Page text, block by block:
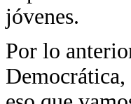
jóvenes.
Por lo
Democrática,